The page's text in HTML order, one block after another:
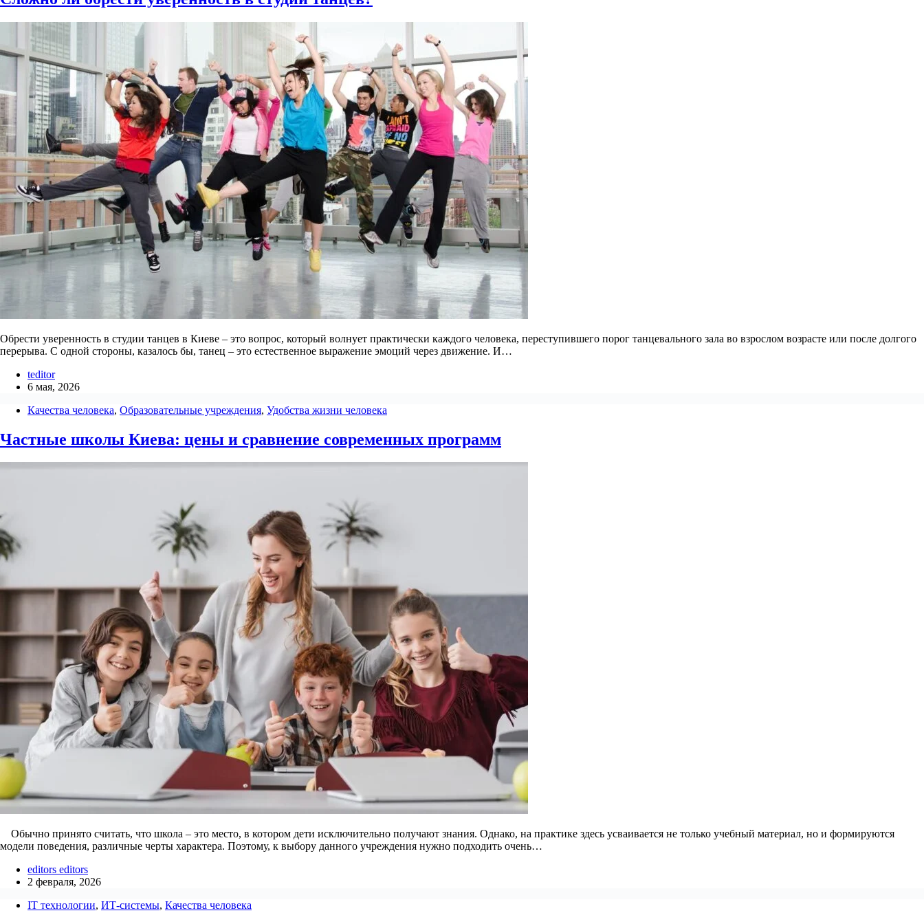
Обрести уверенность в студии танцев в Киеве – это вопрос, который волнует практически каждого человека, переступившего порог танцевального зала во взрослом возрасте или после долгого
перерыва. С одной стороны, казалось бы, танец – это естественное выражение эмоций через движение. И…
teditor
6 мая, 2026
Качества человека, Образовательные учреждения, Удобства жизни человека
Частные школы Киева: цены и сравнение современных программ
Обычно принято считать, что школа – это место, в котором дети исключительно получают знания. Однако, на практике здесь усваивается не только учебный материал, но и формируются
модели поведения, различные черты характера. Поэтому, к выбору данного учреждения нужно подходить очень…
editors editors
2 февраля, 2026
IT технологии, ИТ-системы, Качества человека